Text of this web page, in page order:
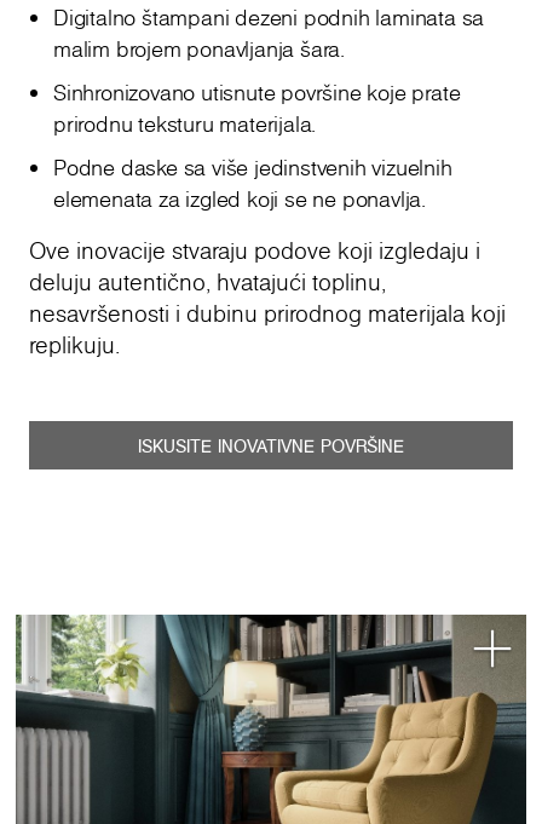
Digitalno štampani dezeni podnih laminata sa
malim brojem ponavljanja šara.
Sinhronizovano utisnute površine koje prate
prirodnu teksturu materijala.
Podne daske sa više jedinstvenih vizuelnih
elemenata za izgled koji se ne ponavlja.
Ove inovacije stvaraju podove koji izgledaju i
deluju autentično, hvatajući toplinu,
nesavršenosti i dubinu prirodnog materijala koji
replikuju.
ISKUSITE INOVATIVNE POVRŠINE